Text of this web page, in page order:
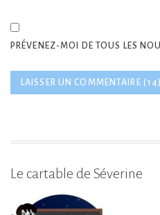
PRÉVENEZ-MOI DE TOUS LES
Le cartable de Séverine